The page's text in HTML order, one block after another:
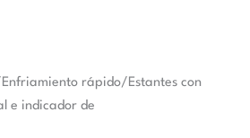
rápido/Estantes con
e indicador de